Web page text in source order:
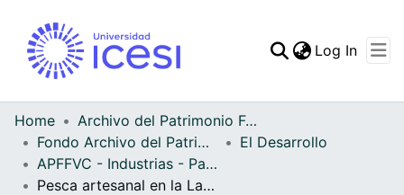
Statistics
Log In
Home
Archivo del Patrimonio Fotográfico y Fílmico del Valle del Cauca
Fondo Archivo del Patrimonio Fotográfico y Fílmico del Valle del Cauca
El Desarrollo
APFFVC - Industrias - Patrimonial
Pesca artesanal en la Laguna de Sonso